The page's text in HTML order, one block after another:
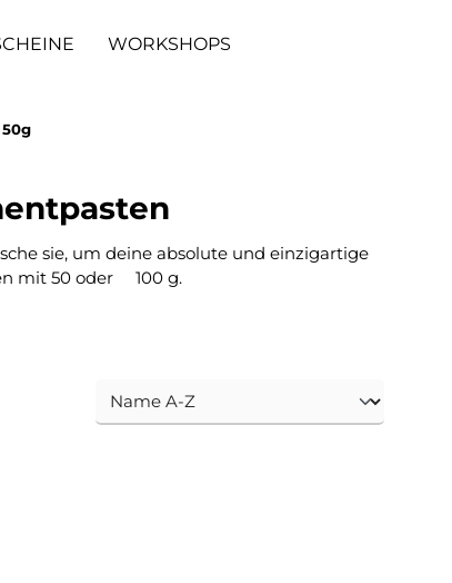
WORKSHOPS
sie, um deine absolute und einzigartige
mit 50 oder 100 g.